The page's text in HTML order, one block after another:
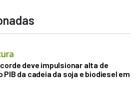
deve impulsionar alta de
PIB da cadeia da soja e biodiesel em